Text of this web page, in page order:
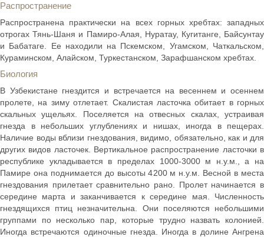
Распространение
Распространена практически на всех горных хребтах: западных
отрогах Тянь-Шаня и Памиро-Алая, Нуратау, Кугитанге, Байсунтау
и Бабатаге. Ее находили на Пскемском, Угамском, Чаткальском,
Кураминском, Алайском, Туркестанском, Зарафшанском хребтах.
Биология
В Узбекистане гнездится и встречается на весеннем и осеннем
пролете, на зиму отлетает. Скалистая ласточка обитает в горных
скальных ущельях. Поселяется на отвесных скалах, устраивая
гнезда в небольших углублениях и нишах, иногда в пещерах.
Наличие воды вблизи гнездования, видимо, обязательно, как и для
других видов ласточек. Вертикальное распространение ласточки в
республике укладывается в пределах 1000-3000 м н.у.м., а на
Памире она поднимается до высоты 4200 м н.у.м. Весной в места
гнездования прилетает сравнительно рано. Пролет начинается в
середине марта и заканчивается к середине мая. Численность
гнездящихся птиц незначительна. Они поселяются небольшими
группами по несколько пар, которые трудно назвать колонией.
Иногда встречаются одиночные гнезда. Иногда в долине Ангрена